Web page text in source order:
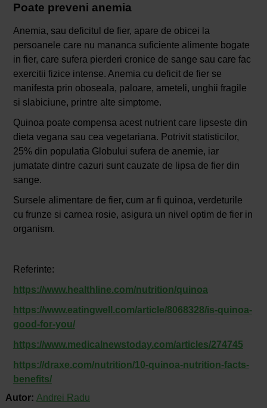
Poate preveni anemia
Anemia, sau deficitul de fier, apare de obicei la
persoanele care nu mananca suficiente alimente bogate
in fier, care sufera pierderi cronice de sange sau care fac
exercitii fizice intense. Anemia cu deficit de fier se
manifesta prin oboseala, paloare, ameteli, unghii fragile
si slabiciune, printre alte simptome.
Quinoa poate compensa acest nutrient care lipseste din
dieta vegana sau cea vegetariana. Potrivit statisticilor,
25% din populatia Globului sufera de anemie, iar
jumatate dintre cazuri sunt cauzate de lipsa de fier din
sange.
Sursele alimentare de fier, cum ar fi quinoa, verdeturile
cu frunze si carnea rosie, asigura un nivel optim de fier in
organism.
Referinte:
https://www.healthline.com/nutrition/quinoa
https://www.eatingwell.com/article/8068328/is-quinoa-
good-for-you/
https://www.medicalnewstoday.com/articles/274745
https://draxe.com/nutrition/10-quinoa-nutrition-facts-
benefits/
Autor: Andrei Radu